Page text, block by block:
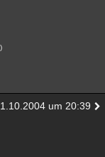
Geschlossenum 20:39